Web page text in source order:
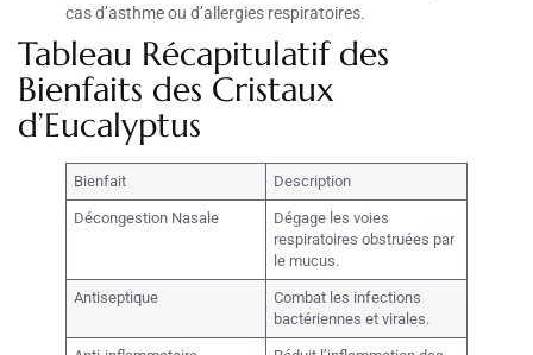
cas d’asthme ou d’allergies respiratoires.
Tableau Récapitulatif des
Bienfaits des Cristaux
d’Eucalyptus
Bienfait Description
Décongestion Nasale
Dégage les voies
respiratoires obstruées par
le mucus.
Antiseptique
Combat les infections
bactériennes et virales.